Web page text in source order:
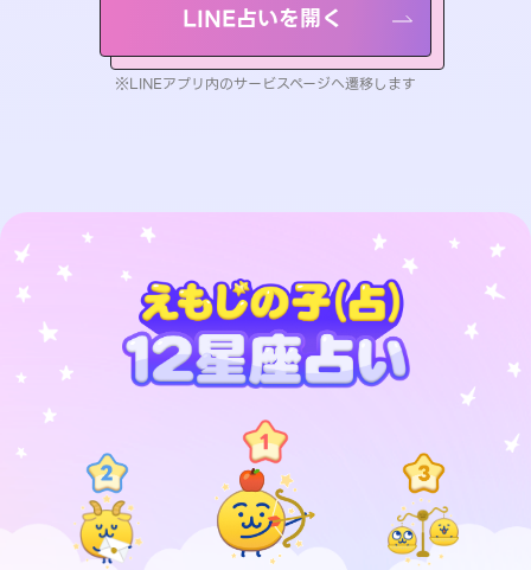
LINE占いを開く
※LINEアプリ内のサービスページへ遷移します